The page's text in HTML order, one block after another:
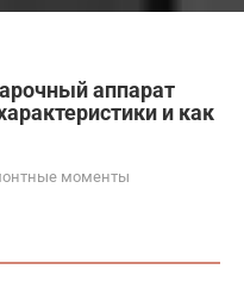
аппарат
и как
моменты